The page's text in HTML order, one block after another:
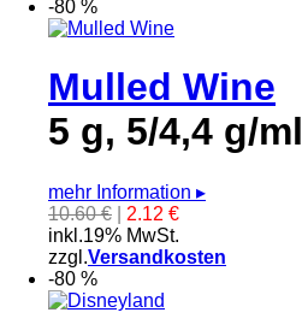
-80 %
Mulled Wine
5 g, 5/4,4 g/ml
mehr Information ▸
10.60 €
2.12 €
inkl.19% MwSt.
zzgl.Versandkosten
-80 %